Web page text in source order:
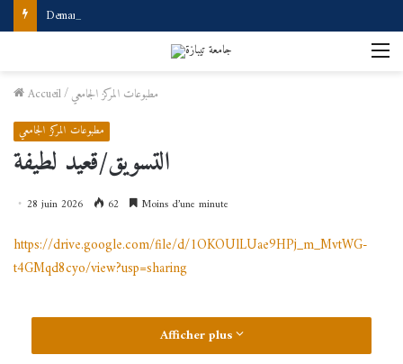
Demande d’accès à internet
Accueil/مطبوعات المركز الجامعي
مطبوعات المركز الجامعي
التسويق/قعيد لطيفة
28 juin 2026 62 Moins d’une minute
https://drive.google.com/file/d/1OKOUlLUae9HPj_m_MvtWG-
t4GMqd8cyo/view?usp=sharing
Afficher plus